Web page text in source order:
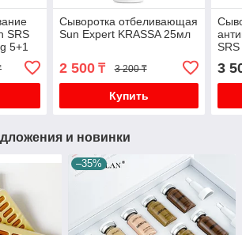
SRS
5+1
Сыворотка отбеливающая
Sun Expert KRASSA 25мл
2 500₸ 3 200 ₸
Купить
3
и новинки
–35%